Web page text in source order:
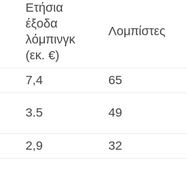
Ετήσια
έξοδα
λόμπινγκ
(εκ. €)
Λομπίστες
7,4
65
3.5 49
2,9
32